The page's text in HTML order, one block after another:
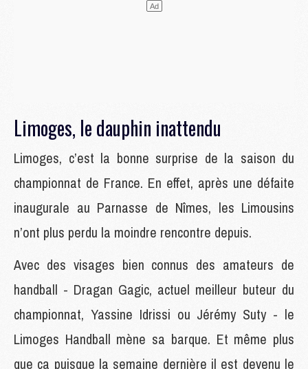
Limoges, le dauphin inattendu
Limoges, c’est la bonne surprise de la saison du
championnat de France. En effet, après une défaite
inaugurale au Parnasse de Nîmes, les Limousins
n’ont plus perdu la moindre rencontre depuis.
Avec des visages bien connus des amateurs de
handball - Dragan Gagic, actuel meilleur buteur du
championnat, Yassine Idrissi ou Jérémy Suty - le
Limoges Handball mène sa barque. Et même plus
que ça puisque la semaine dernière il est devenu le